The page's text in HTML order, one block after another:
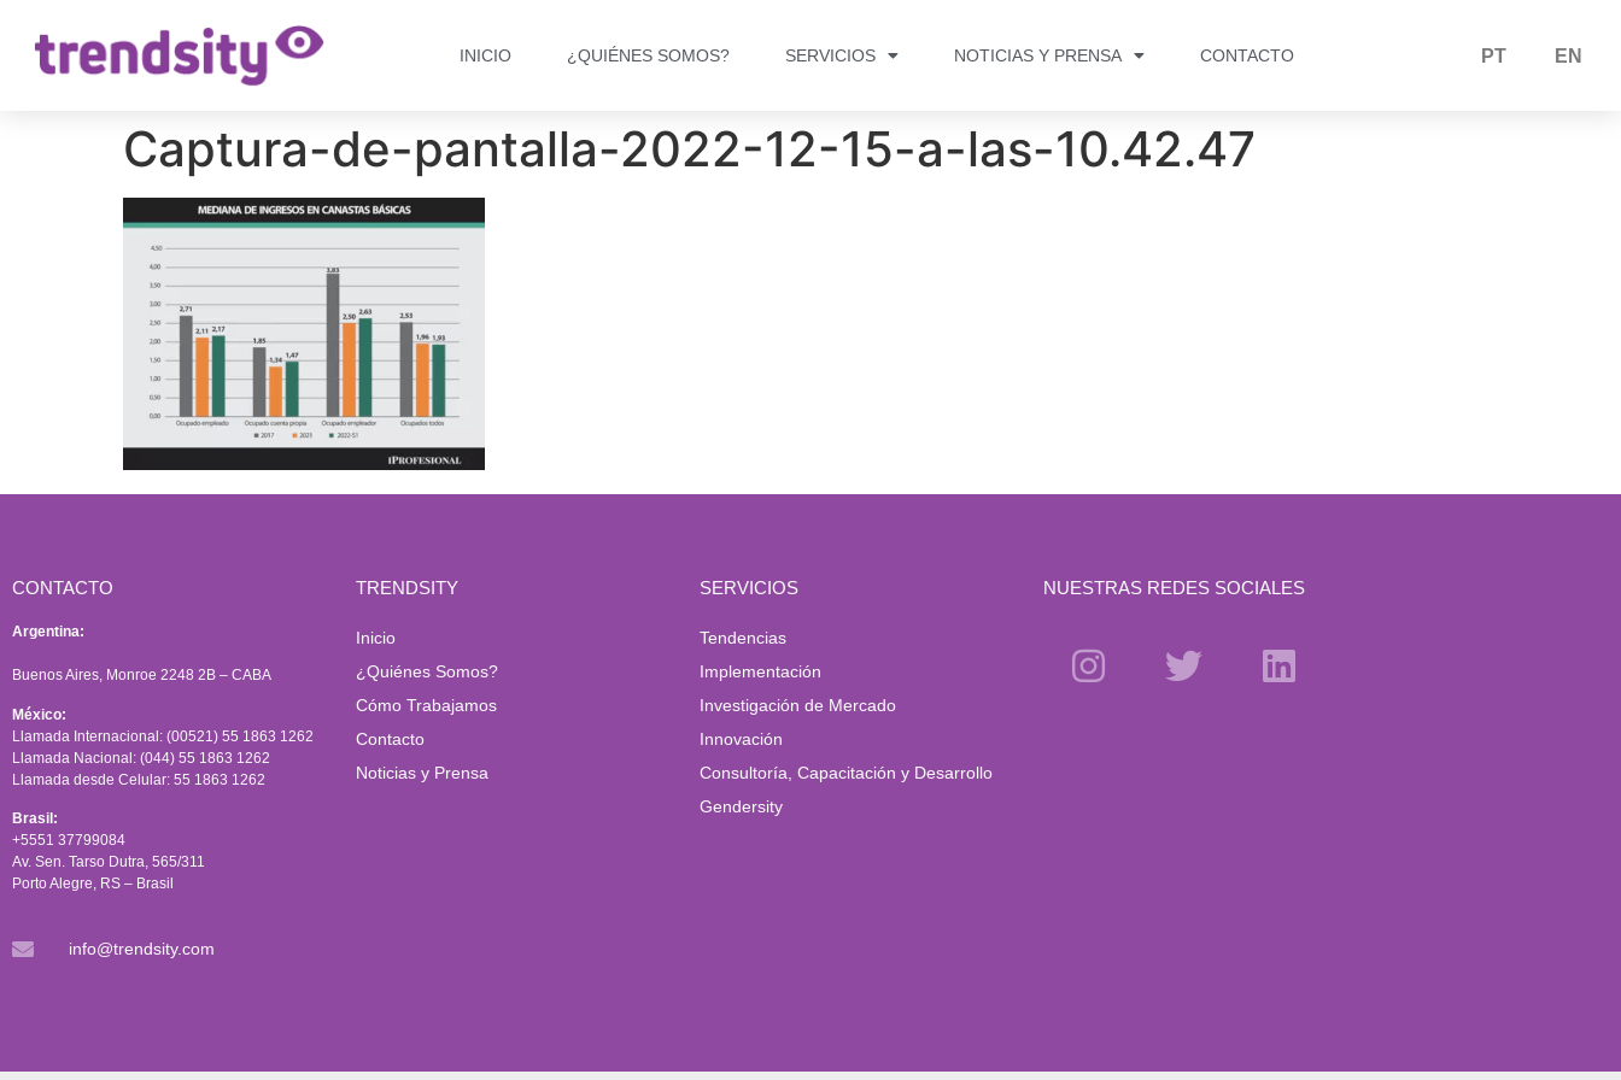
INICIO ¿QUIÉNES SOMOS? SERVICIOS NOTICIAS Y PRENSA CONTACTO PT EN
Captura-de-pantalla-2022-12-15-a-las-10.42.47
CONTACTO
Argentina:
Buenos Aires, Monroe 2248 2B – CABA
México:
Llamada Internacional: (00521) 55 1863 1262
Llamada Nacional: (044) 55 1863 1262
Llamada desde Celular: 55 1863 1262
Brasil:
+5551 37799084
Av. Sen. Tarso Dutra, 565/311
Porto Alegre, RS – Brasil
info@trendsity.com
TRENDSITY
Inicio
¿Quiénes Somos?
Cómo Trabajamos
Contacto
Noticias y Prensa
SERVICIOS
Tendencias
Implementación
Investigación de Mercado
Innovación
Consultoría, Capacitación y Desarrollo
Gendersity
NUESTRAS REDES SOCIALES